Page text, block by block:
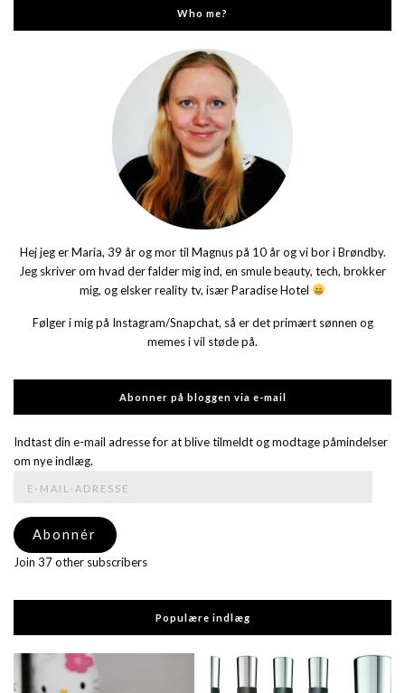
Who me?
Hej jeg er Maria, 39 år og mor til Magnus på 10 år og vi bor i Brøndby.
Jeg skriver om hvad der falder mig ind, en smule beauty, tech, brokker
mig, og elsker reality tv, især Paradise Hotel
Følger i mig på Instagram/Snapchat, så er det primært sønnen og
memes i vil støde på.
Abonner på bloggen via e-mail
Indtast din e-mail adresse for at blive tilmeldt og modtage påmindelser
om nye indlæg.
mail-
adresse
Abonnér
Join 37 other subscribers
Populære indlæg